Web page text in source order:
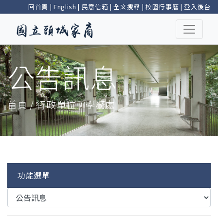
回首頁 | English | 民意信箱 |全文搜尋 | 校園行事曆 |登入後台
公告訊息
首頁 / 行政單位 / 學務處
功能選單